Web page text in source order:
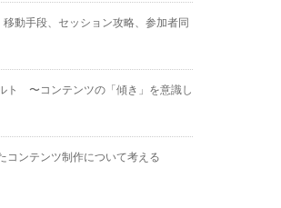
動手段、セッション攻略、参加者同
ト 〜コンテンツの「傾き」を意識し
コンテンツ制作について考える